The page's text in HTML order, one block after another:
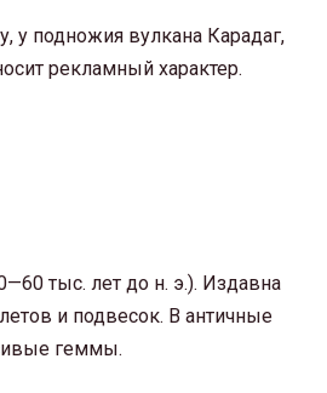
подножия вулкана Карадаг,
рекламный характер.
тыс. лет до н. э.). Издавна
и подвесок. В античные
геммы.